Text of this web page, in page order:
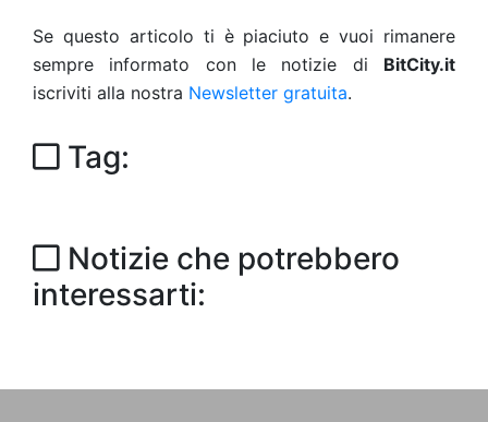
Se questo articolo ti è piaciuto e vuoi rimanere
sempre informato con le notizie di BitCity.it
iscriviti alla nostra Newsletter gratuita.
Tag:
Notizie che potrebbero
interessarti: